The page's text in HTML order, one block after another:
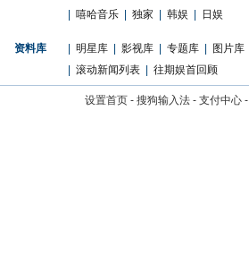
嘻哈音乐 独家 韩娱 日娱
资料库 明星库 影视库 专题库
图片库
滚动新闻列表 往期娱首回顾
设置首页 - 搜狗输入法 - 支付中心 -